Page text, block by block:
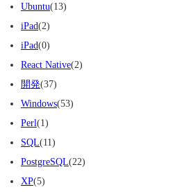
Ubuntu(13)
iPad(2)
iPad(0)
React Native(2)
開発(37)
Windows(53)
Perl(1)
SQL(11)
PostgreSQL(22)
XP(5)